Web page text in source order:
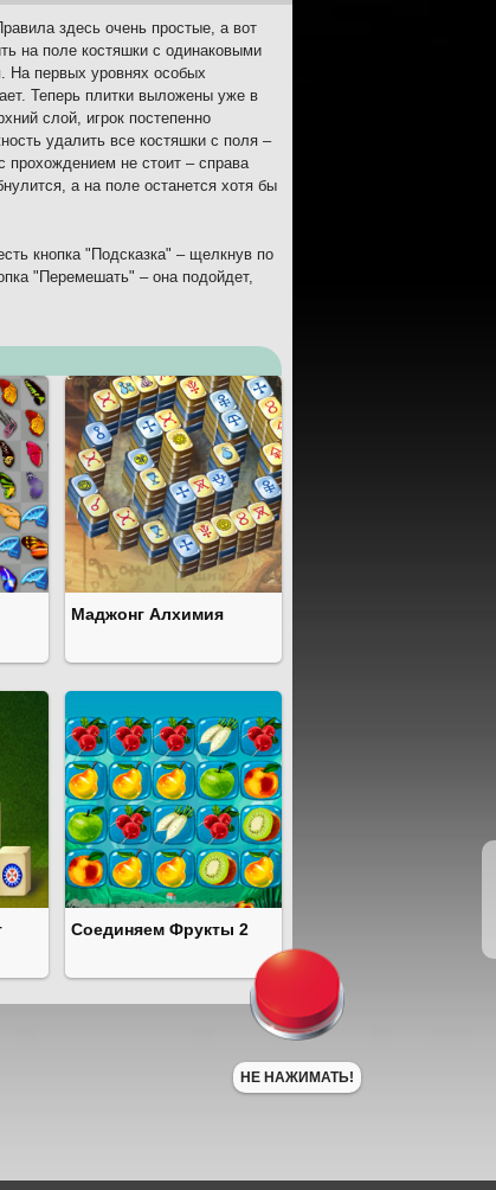
здесь очень простые, а вот
на поле костяшки с одинаковыми
На первых уровнях особых
Теперь плитки выложены уже в
слой, игрок постепенно
удалить все костяшки с поля –
прохождением не стоит – справа
а на поле останется хотя бы
кнопка "Подсказка" – щелкнув по
"Перемешать" – она подойдет,
Маджонг Алхимия
Соединяем Фрукты 2
НЕ НАЖИМАТЬ!